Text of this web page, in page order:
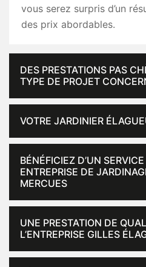
vous serez surpris d’un
des prix abordables.
DES PRESTATIONS PAS
TYPE DE PROJET
VOTRE JARDINIER
BÉNÉFICIEZ D’UN
ENTREPRISE DE
MERCUES
UNE PRESTATION DE
L’ENTREPRISE GILLES